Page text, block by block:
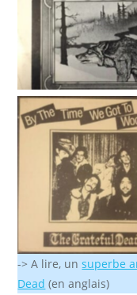
Aucue légende
Aucue légende
-> A lire, unsuperbe
Dead (en anglais)